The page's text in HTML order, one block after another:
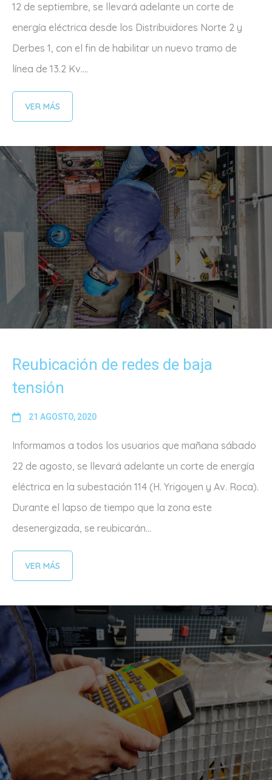
12 de septiembre, se llevará adelante un corte de
energía eléctrica desde los Distribuidores Norte 2 y
Derbes 1, con el fin de habilitar un nuevo tramo de
línea de 13.2 Kv....
VER MÁS
Reubicación de redes de baja
tensión
21 AGOSTO, 2020
Informamos a todos los usuarios que mañana sábado
22 de agosto, se llevará adelante un corte de energía
eléctrica en la subestación 114 (H. Yrigoyen y Av. Roca).
Durante el lapso de tiempo que la zona este
desenergizada, se reubicarán...
VER MÁS